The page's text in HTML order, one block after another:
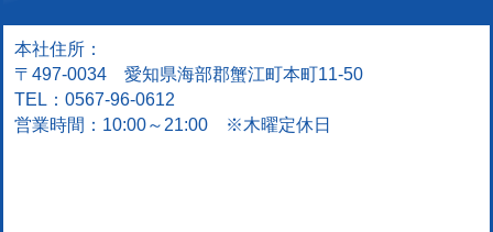
本社住所：
〒497-0034 愛知県海部郡蟹江町本町11-50
TEL：0567-96-0612
営業時間：10:00～21:00 ※木曜定休日